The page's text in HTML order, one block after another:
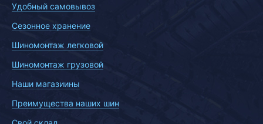
Удобный самовывоз
Сезонное хранение
Шиномонтаж легковой
Шиномонтаж грузовой
Наши магазиины
Преимущества наших шин